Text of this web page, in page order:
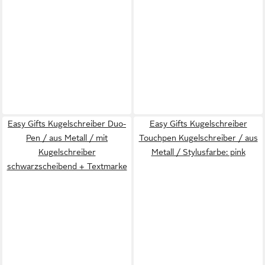
Easy Gifts Kugelschreiber Duo-
Pen / aus Metall / mit
Kugelschreiber
schwarzscheibend + Textmarke
Easy Gifts Kugelschreiber
Touchpen Kugelschreiber / aus
Metall / Stylusfarbe: pink